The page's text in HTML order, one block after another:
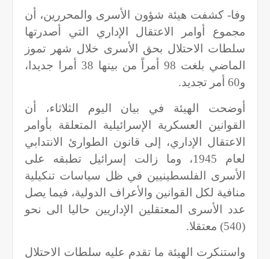
وفا- كشفت هيئة شؤون الأسرى والمحررين، أن
مجموع أوامر الاعتقال الإداري التي أصدرتها
سلطات الاحتلال بحق الأسرى خلال شهر تموز
الماضي بلغت 98 أمراً من بينها 38 أمرا جديدا،
و60 أمر تجديد.
أوضحت الهيئة في بيان اليوم الثلاثاء، أن
القوانين العسكرية الإسرائيلية المتعلقة بأوامر
الاعتقال الإداري، إلى قانون الطوارئ الانتدابي
لعام 1945، وما زالت إسرائيل تطبقه على
الأسرى الفلسطينيين في ظل سياسات تنكيلية
منافية لكل القوانين والأعراف الدولية، فيما يصل
عدد الأسرى المعتقلين الإداريين حاليا الى نحو
(540) معتقلا.
واستنكرت الهيئة ما تقدم عليه سلطات الاحتلال